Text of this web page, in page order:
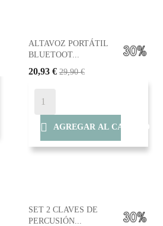
ALTAVOZ PORTÁTIL
BLUETOOT...
20,93 € 29,90 €
 AGREGAR AL CARRITO
SET 2 CLAVES DE
PERCUSIÓN...